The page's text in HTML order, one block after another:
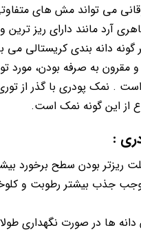
می تواند مش های
آرد مانند دارای ریز ترین
گونه دانه بندی کریستالی می
به صرفه بودن، مورد
:
ریزتر بودن سطح برخورد
موجب جذب بیشتر رطوبت و
دانه ها در صورت نگهداری